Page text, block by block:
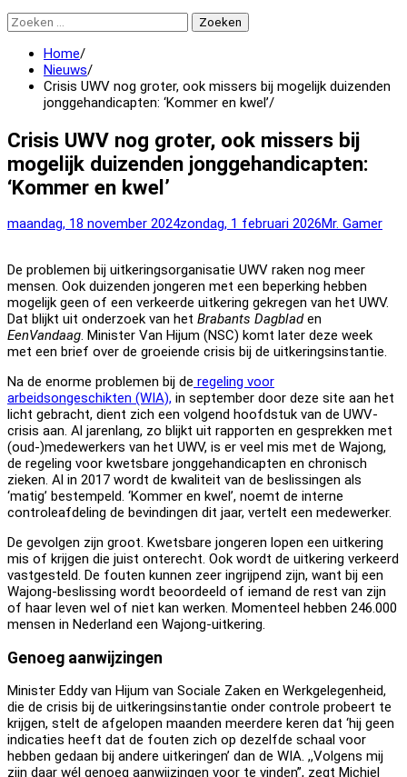
Zoeken
naar:
Home
Nieuws
Crisis UWV nog groter, ook missers bij mogelijk duizenden
jonggehandicapten: ‘Kommer en kwel’
Crisis UWV nog groter, ook missers bij
mogelijk duizenden jonggehandicapten:
‘Kommer en kwel’
maandag, 18 november 2024zondag, 1 februari 2026Mr. Gamer
De problemen bij uitkeringsorganisatie UWV raken nog meer
mensen. Ook duizenden jongeren met een beperking hebben
mogelijk geen of een verkeerde uitkering gekregen van het UWV.
Dat blijkt uit onderzoek van het Brabants Dagbladen
EenVandaag. Minister Van Hijum (NSC) komt later deze week
met een brief over de groeiende crisis bij de uitkeringsinstantie.
Na de enorme problemen bij de regeling voor
arbeidsongeschikten (WIA), in september door deze site aan het
licht gebracht, dient zich een volgend hoofdstuk van de UWV-
crisis aan. Al jarenlang, zo blijkt uit rapporten en gesprekken met
(oud-)medewerkers van het UWV, is er veel mis met de Wajong,
de regeling voor kwetsbare jonggehandicapten en chronisch
zieken. Al in 2017 wordt de kwaliteit van de beslissingen als
‘matig’ bestempeld. ‘Kommer en kwel’, noemt de interne
controleafdeling de bevindingen dit jaar, vertelt een medewerker.
De gevolgen zijn groot. Kwetsbare jongeren lopen een uitkering
mis of krijgen die juist onterecht. Ook wordt de uitkering verkeerd
vastgesteld. De fouten kunnen zeer ingrijpend zijn, want bij een
Wajong-beslissing wordt beoordeeld of iemand de rest van zijn
of haar leven wel of niet kan werken. Momenteel hebben 246.000
mensen in Nederland een Wajong-uitkering.
Genoeg aanwijzingen
Minister Eddy van Hijum van Sociale Zaken en Werkgelegenheid,
die de crisis bij de uitkeringsinstantie onder controle probeert te
krijgen, stelt de afgelopen maanden meerdere keren dat ‘hij geen
indicaties heeft dat de fouten zich op dezelfde schaal voor
hebben gedaan bij andere uitkeringen’ dan de WIA. ,,Volgens mij
zijn daar wél genoeg aanwijzingen voor te vinden”, zegt Michiel